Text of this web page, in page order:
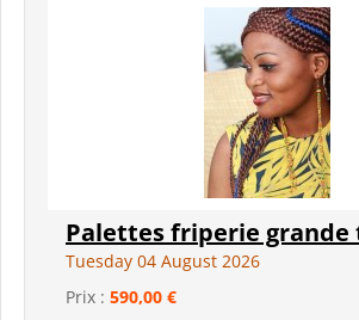
Palettes friperie grande
Tuesday 04 August 2026
Prix : 590,00 €